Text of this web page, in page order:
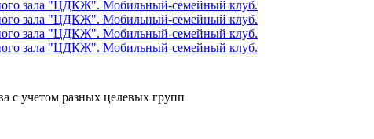
с учетом разных целевых групп